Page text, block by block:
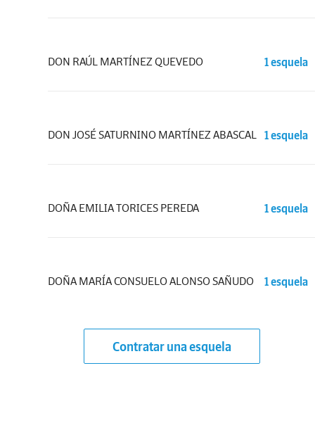
DON RAÚL MARTÍNEZ QUEVEDO 1 esquela
DON JOSÉ SATURNINO MARTÍNEZ ABASCAL 1 esquela
DOÑA EMILIA TORICES PEREDA 1 esquela
DOÑA MARÍA CONSUELO ALONSO SAÑUDO 1 esquela
Contratar una esquela